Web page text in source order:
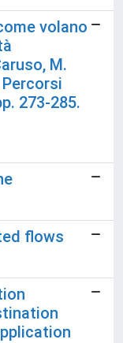
volano
M.
273-285.
flows